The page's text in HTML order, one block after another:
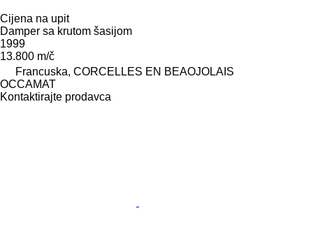
Cijena na upit
Damper sa krutom šasijom
1999
13.800 m/č
Francuska, CORCELLES EN BEAOJOLAIS
OCCAMAT
Kontaktirajte prodavca